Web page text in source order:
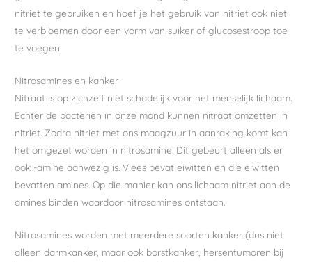
nitriet te gebruiken en hoef je het gebruik van nitriet ook niet
te verbloemen door een vorm van suiker of glucosestroop toe
te voegen.
Nitrosamines en kanker
Nitraat is op zichzelf niet schadelijk voor het menselijk lichaam.
Echter de bacteriën in onze mond kunnen nitraat omzetten in
nitriet. Zodra nitriet met ons maagzuur in aanraking komt kan
het omgezet worden in nitrosamine. Dit gebeurt alleen als er
ook -amine aanwezig is. Vlees bevat eiwitten en die eiwitten
bevatten amines. Op die manier kan ons lichaam nitriet aan de
amines binden waardoor nitrosamines ontstaan.
Nitrosamines worden met meerdere soorten kanker (dus niet
alleen darmkanker, maar ook borstkanker, hersentumoren bij